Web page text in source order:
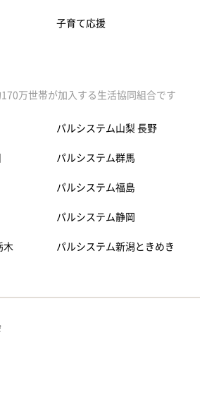
子育て応援
万世帯が加入する生活協同組合です
木
パルシステム山梨 長野
パルシステム群馬
パルシステム福島
パルシステム静岡
パルシステム新潟ときめき